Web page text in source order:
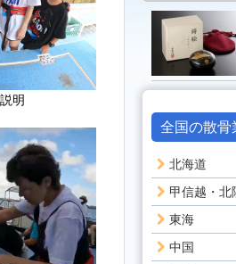
明
全国の散骨
北海道
甲信越・北
東海
中国